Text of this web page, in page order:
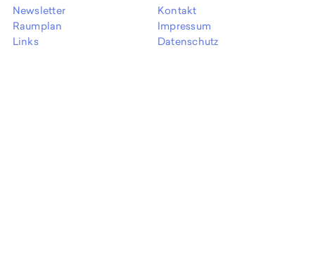
Newsletter
Raumplan
Links
Kontakt
Impressum
Datenschutz